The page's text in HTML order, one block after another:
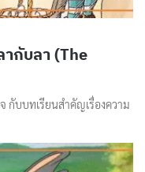
กับลา (The
กับบทเรียนสำคัญเรื่องความ